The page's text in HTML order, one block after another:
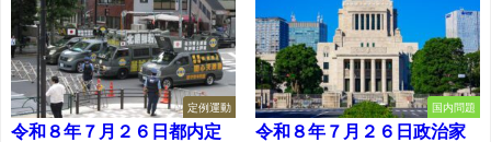
定例運動
令和８年７月２６日都内定
国内問題
令和８年７月２６日政治家